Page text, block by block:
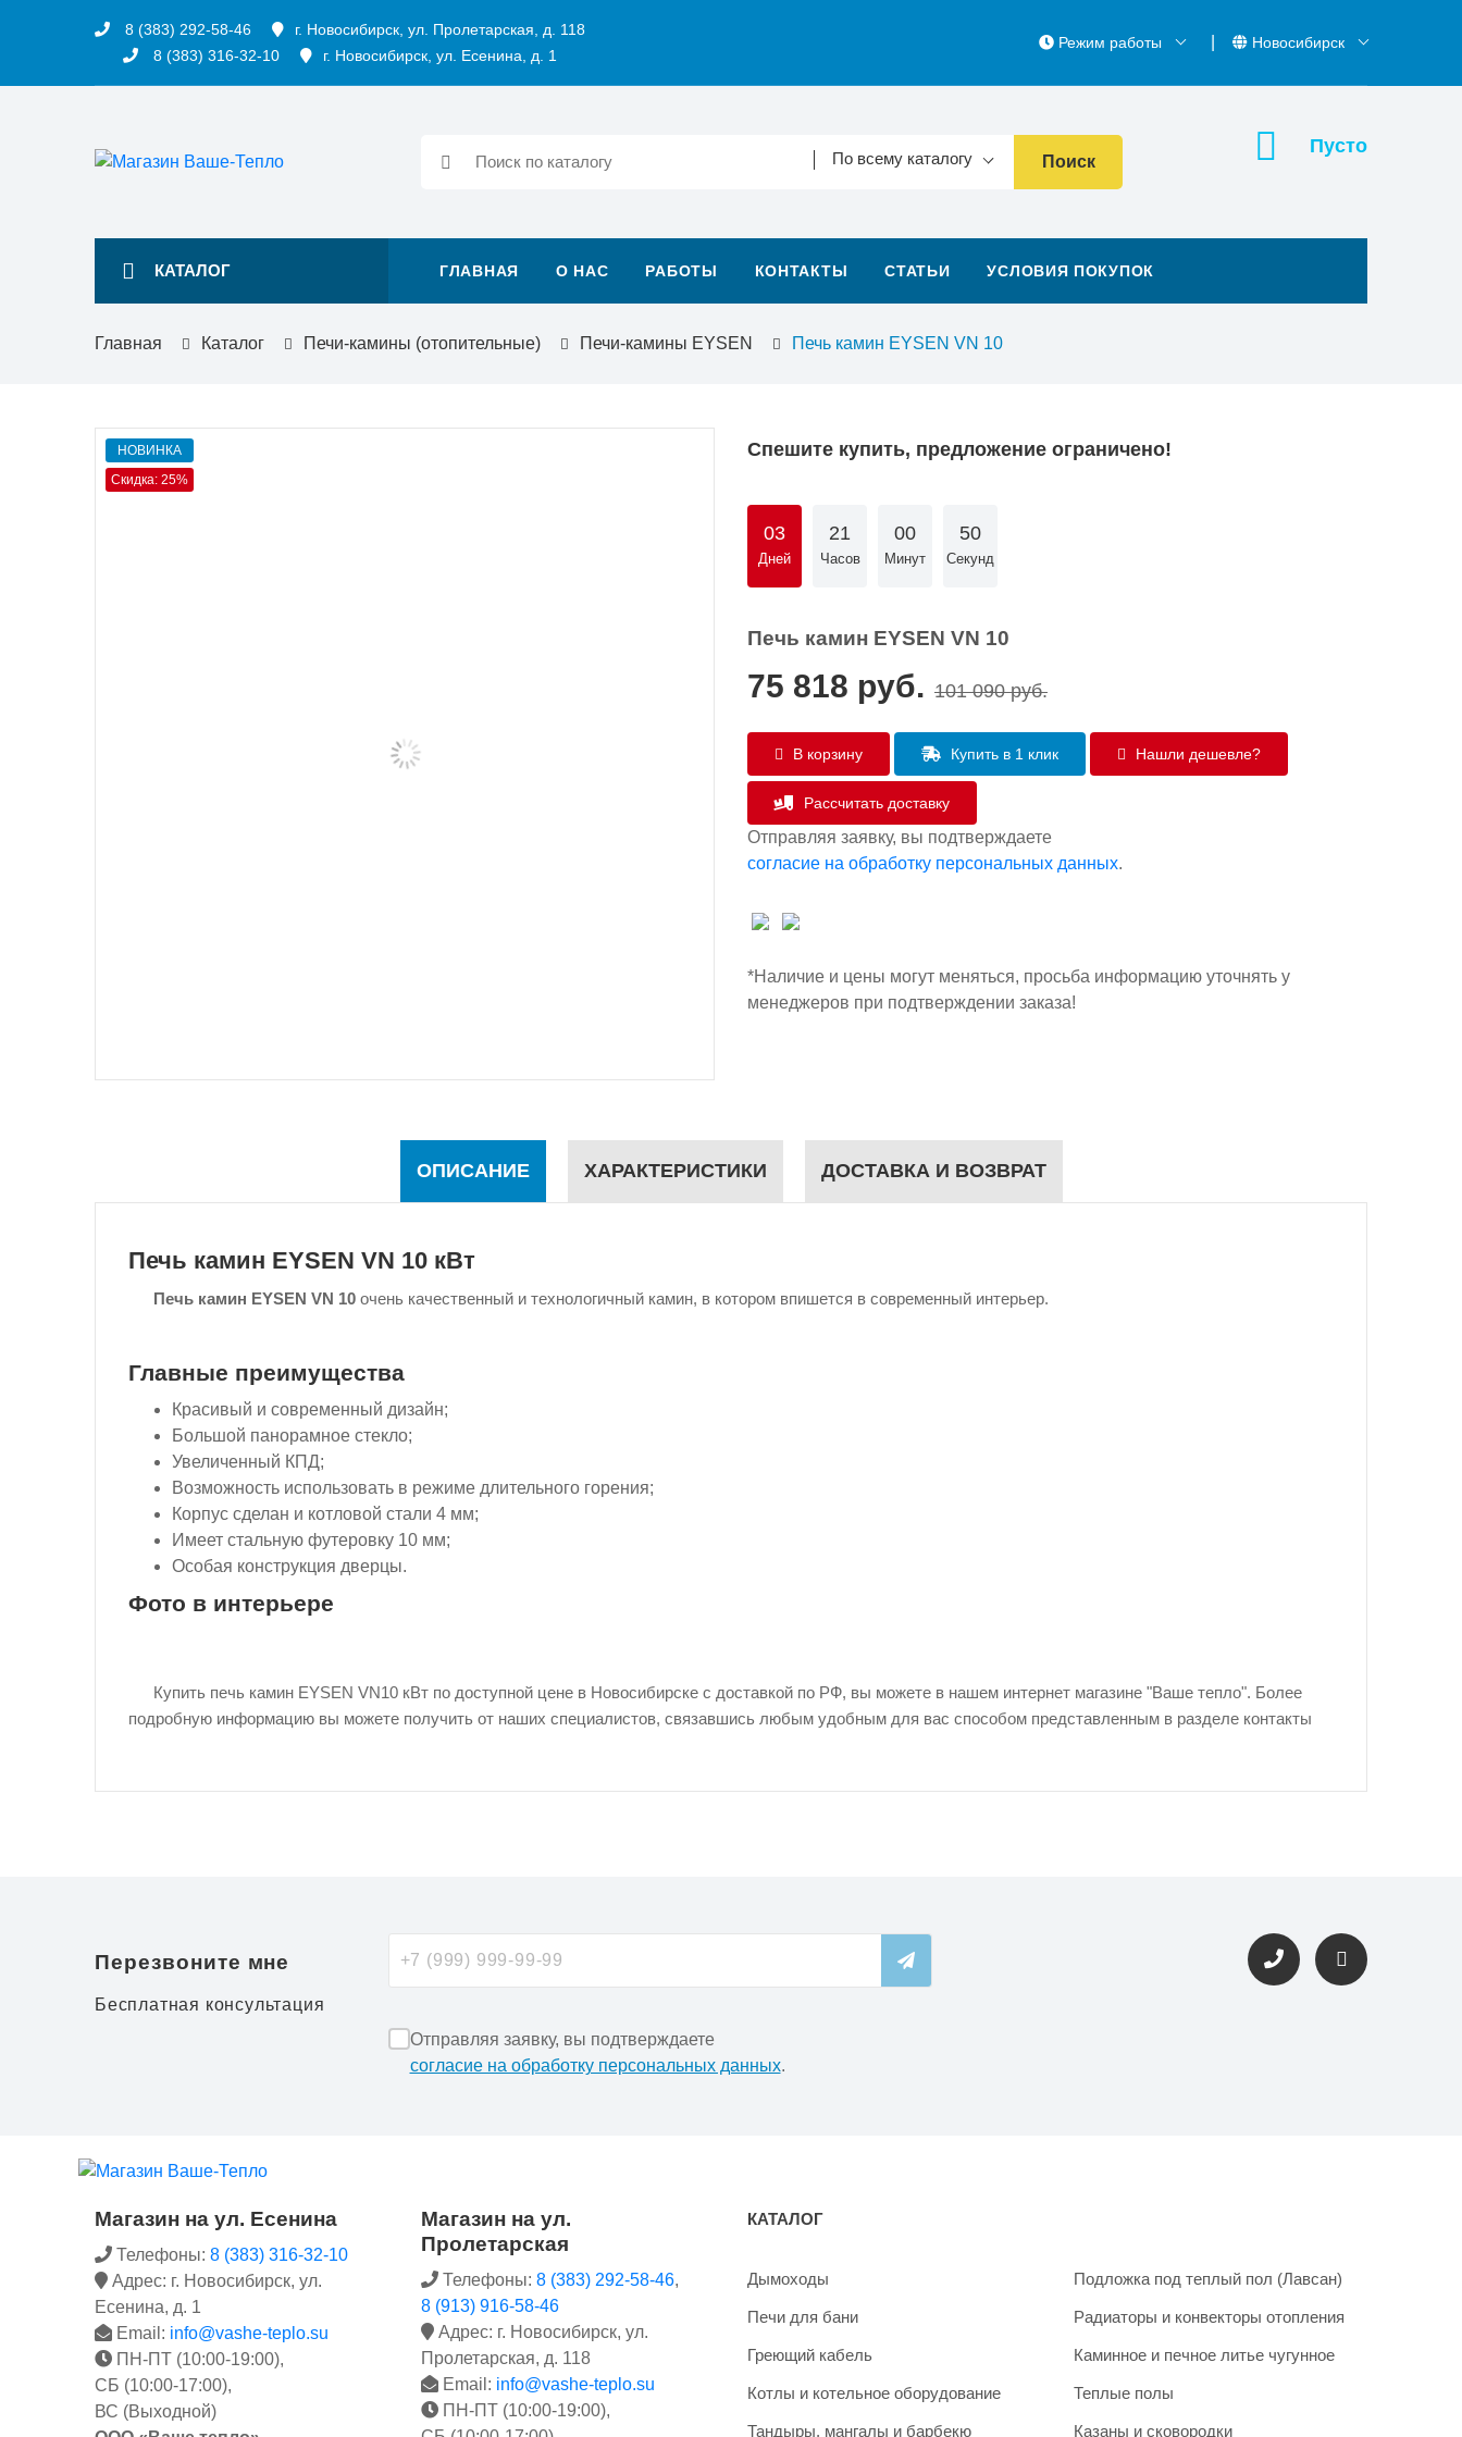
8 (383) 292-58-46
г. Новосибирск, ул. Пролетарская, д. 118
8 (383) 316-32-10
г. Новосибирск, ул. Есенина, д. 1
Режим работы Новосибирск
По всему каталогу Поиск
КАТАЛОГ ГЛАВНАЯ О НАС РАБОТЫ КОНТАКТЫ СТАТЬИ УСЛОВИЯ ПОКУПОК
Пусто
Главная Каталог Печи-камины (отопительные) Печи-камины EYSEN Печь камин EYSEN VN 10
НОВИНКА
Скидка: 25%
Спешите купить, предложение ограничено!
03
Дней
21
Часов
00
Минут
49
Секунд
Печь камин EYSEN VN 10
75 818 руб. 101 090 руб.
В корзину Купить в 1 клик Нашли дешевле?
Рассчитать доставку
Отправляя заявку, вы подтверждаете
согласие на обработку персональных данных.
*Наличие и цены могут меняться, просьба информацию уточнять у
менеджеров при подтверждении заказа!
ОПИСАНИЕ ХАРАКТЕРИСТИКИ ДОСТАВКА И ВОЗВРАТ
Печь камин EYSEN VN 10 кВт
Печь камин EYSEN VN 10очень качественный и технологичный камин, в котором впишется в современный интерьер.
Главные преимущества
Красивый и современный дизайн;
Большой панорамное стекло;
Увеличенный КПД;
Возможность использовать в режиме длительного горения;
Корпус сделан и котловой стали 4 мм;
Имеет стальную футеровку 10 мм;
Особая конструкция дверцы.
Фото в интерьере
Купить печь камин EYSEN VN10 кВт по доступной цене в Новосибирске с доставкой по РФ, вы можете в нашем интернет магазине "Ваше тепло". Более
подробную информацию вы можете получить от наших специалистов, связавшись любым удобным для вас способом представленным в разделе контакты
Перезвоните мне
Бесплатная консультация
Отправляя заявку, вы подтверждаете
согласие на обработку персональных данных.
Магазин на ул. Есенина
Телефоны: 8 (383) 316-32-10
Адрес: г. Новосибирск, ул.
Есенина, д. 1
Email: info@vashe-teplo.su
ПН-ПТ (10:00-19:00),
СБ (10:00-17:00),
ВС (Выходной)
Магазин на ул.
Пролетарская
Телефоны: 8 (383) 292-58-46,
8 (913) 916-58-46
Адрес: г. Новосибирск, ул.
Пролетарская, д. 118
Email: info@vashe-teplo.su
ПН-ПТ (10:00-19:00),
КАТАЛОГ
Дымоходы
Печи для бани
Греющий кабель
Котлы и котельное оборудование
Тандыры, мангалы и барбекю
Подложка под теплый пол (Лавсан)
Радиаторы и конвекторы отопления
Каминное и печное литье чугунное
Теплые полы
Казаны и сковородки